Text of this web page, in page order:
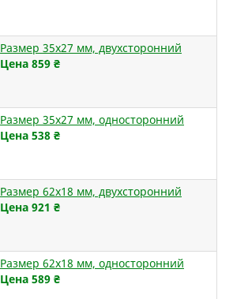
Размер 35х27 мм, двухсторонний
Цена 859 ₴
Размер 35х27 мм, односторонний
Цена 538 ₴
Размер 62х18 мм, двухсторонний
Цена 921 ₴
Размер 62х18 мм, односторонний
Цена 589 ₴